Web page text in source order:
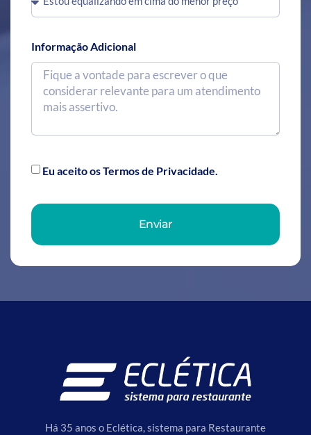
Informação Adicional
Eu aceito os Termos de Privacidade.
Enviar
Há 35 anos o Eclética, sistema para Restaurante